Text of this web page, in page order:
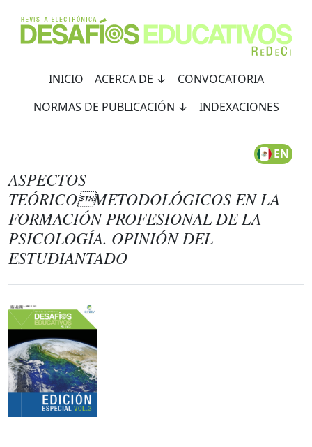
INICIO ACERCA DE ↓
CONVOCATORIA
NORMAS DE PUBLICACIÓN ↓
INDEXACIONES
EN
ASPECTOS
TEÓRICOMETODOLÓGICOS EN LA
FORMACIÓN PROFESIONAL DE LA
PSICOLOGÍA. OPINIÓN DEL
ESTUDIANTADO